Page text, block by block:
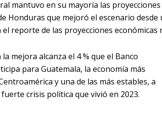
mantuvo en su mayoría las
Honduras que mejoró el escenario
el reporte de las proyecciones
mejora alcanza el 4 % que el Banco
para Guatemala, la economía más
y una de las más estables, a
crisis política que vivió en 2023.